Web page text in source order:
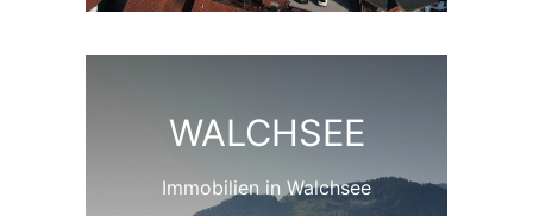
WALCHSEE
Immobilien in Walchsee